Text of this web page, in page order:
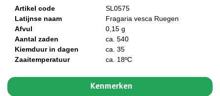
Artikel code
SL0575
Latijnse naam
Fragaria vesca Ruegen
Afvul
0,15 g
Aantal zaden
ca. 540
Kiemduur in dagen
ca. 35
Zaaitemperatuur
ca. 18ºC
Kenmerken